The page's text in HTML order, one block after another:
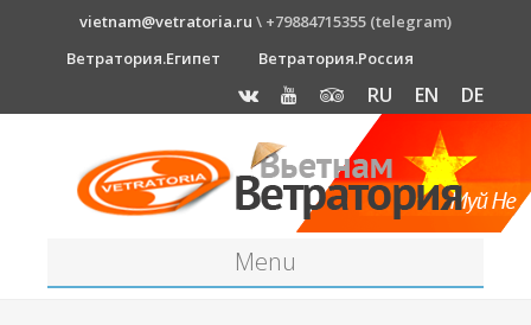
vietnam@vetratoria.ru \ +79884715355 (telegram)
Ветратория.Египет
Ветратория.Россия
RU EN DE
Menu